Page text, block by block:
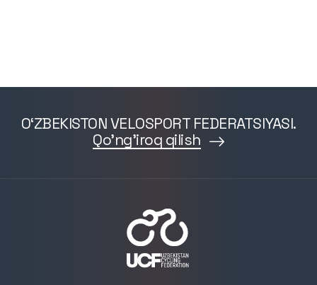
O‘ZBEKISTON VELOSPORT FEDERATSIYASI.
Qo'ng'iroq qilish